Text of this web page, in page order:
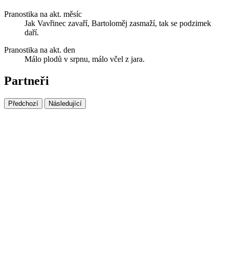
Pranostika na akt. měsíc
Jak Vavřinec zavaří, Bartoloměj zasmaží, tak se podzimek
daří.
Pranostika na akt. den
Málo plodů v srpnu, málo včel z jara.
Partneři
Předchozí Následující